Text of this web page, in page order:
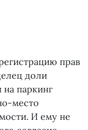
прав
доли
на паркинг
место
И ему не